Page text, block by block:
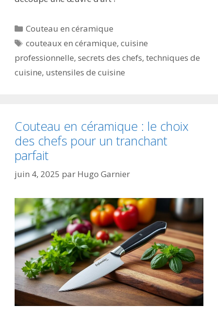
Catégories
Couteau en céramique
Étiquettes
couteaux en céramique,cuisine
professionnelle, secrets des chefs, techniques de
cuisine, ustensiles de cuisine
Couteau en céramique : le choix
des chefs pour un tranchant
parfait
juin 4, 2025 par Hugo Garnier